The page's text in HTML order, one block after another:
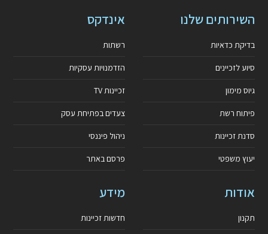
השירותים שלנו
בדיקת כדאיות
סיוע לזכיינים
גיוס מימון
פיתוח רשת
סדנת זכיינות
יעוץ משפטי
אינדקס
רשתות
הזדמנויות עסקיות
זכיינות TV
צעדים בפתיחת עסק
ניהול פיננסי
פרסם באתר
אודות
תקנון
מידע
חדשות זכיינות